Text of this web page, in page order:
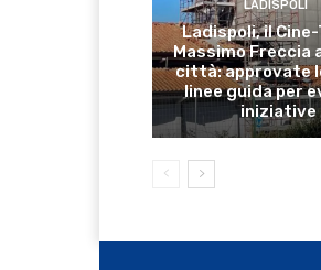
LADISPOLI
Ladispoli, il
Massimo Freccia
città: approvate
linee guida per
iniziative